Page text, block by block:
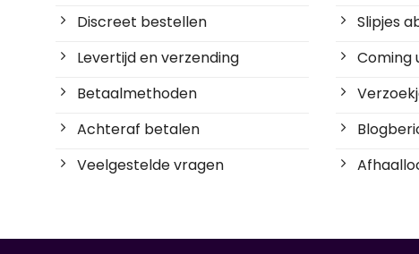
Discreet bestellen
Levertijd en verzending
Betaalmethoden
Achteraf betalen
Veelgestelde vragen
Slipjes
Coming